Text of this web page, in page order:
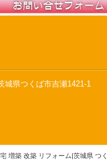
県つくば市吉瀬1421‐1
増築 改築 リフォーム|茨城県 つ